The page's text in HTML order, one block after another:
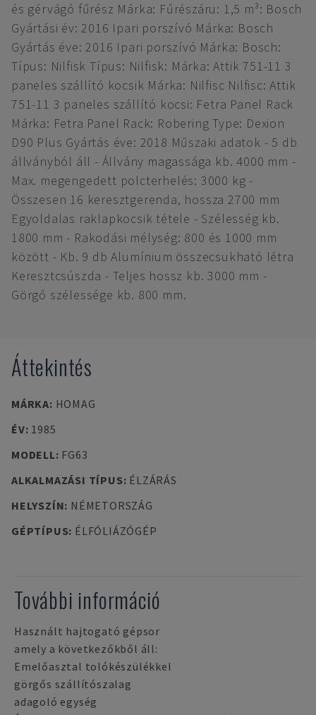
és gérvágó fűrész Márka: Fűrészáru: 1,5 m³: Bosch
Gyártási év: 2016 Ipari porszívó Márka: Bosch
Gyártás éve: 2016 Ipari porszívó Márka: Bosch:
Típus: Nilfisk Típus: Nilfisk: Márka: Attik 751-11 3
paneles szállító kocsik Márka: Nilfisc Nilfisc: Attik
751-11 3 paneles szállító kocsi: Fetra Panel Rack
Márka: Fetra Panel Rack: Robering Type: Dexion
D90 Plus Gyártás éve: 2018 Műszaki adatok - 5 db
állványból áll - Állvány magassága kb. 4000 mm -
Max. megengedett polcterhelés: 3000 kg -
Összesen 16 keresztgerenda, hossza 2700 mm
Egyoldalas raklapkocsik tétele - Szélesség kb.
1800 mm - Rakodási mélység: 800 és 1000 mm
között - Kb. 9 db Alumínium összecsukható létra
Keresztcsúszda - Teljes hossz kb. 3000 mm -
Görgő szélessége kb. 800 mm.
Áttekintés
MÁRKA: HOMAG
ÉV: 1985
MODELL: FG63
ALKALMAZÁSI TÍPUS: ÉLZÁRÁS
HELYSZÍN: NÉMETORSZÁG
GÉPTÍPUS: ÉLFÓLIÁZÓGÉP
További információ
Használt hajtogató gépsor
amely a következőkből áll:
Emelőasztal tolókészülékkel
görgős szállítószalag
adagoló egység